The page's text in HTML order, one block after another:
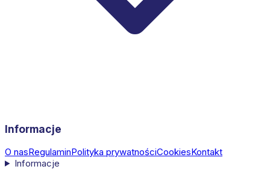
Informacje
O nasRegulaminPolityka prywatnościCookiesKontakt
Informacje